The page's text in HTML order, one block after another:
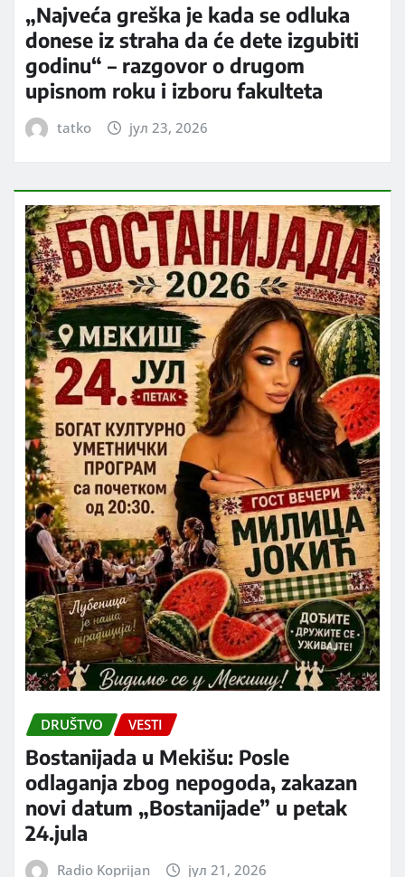
„Najveća greška je kada se odluka
donese iz straha da će dete izgubiti
godinu“ – razgovor o drugom
upisnom roku i izboru fakulteta
tatko јул 23, 2026
DRUŠTVO VESTI
Bostanijada u Mekišu: Posle
odlaganja zbog nepogoda, zakazan
novi datum „Bostanijade” u petak
24.jula
Radio Koprijan јул 21, 2026